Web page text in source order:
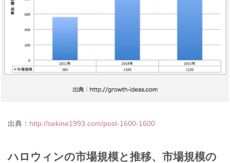
出典： http://sekine1993.com/post-1600-1600
ハロウィンの市場規模と推移、市場規模の